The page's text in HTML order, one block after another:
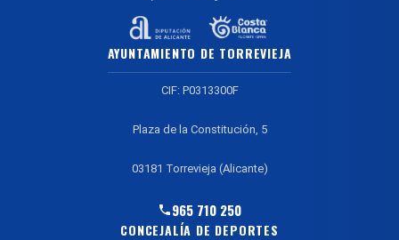
AYUNTAMIENTO DE TORREVIEJA
CIF: P0313300F
Plaza de la Constitución, 5
03181 Torrevieja (Alicante)
965 710 250
CONCEJALÍA DE DEPORTES